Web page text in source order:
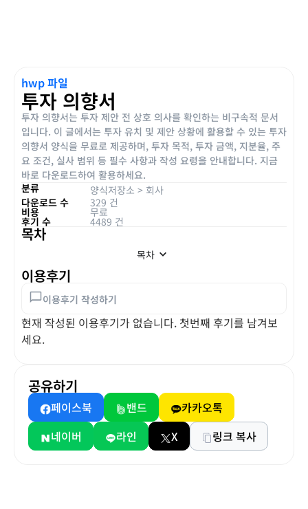
hwp 파일
투자 의향서
투자 의향서는 투자 제안 전 상호 의사를 확인하는 비구속적 문서
입니다. 이 글에서는 투자 유치 및 제안 상황에 활용할 수 있는 투자
의향서 양식을 무료로 제공하며, 투자 목적, 투자 금액, 지분율, 주
요 조건, 실사 범위 등 필수 사항과 작성 요령을 안내합니다. 지금
바로 다운로드하여 활용하세요.
분류
양식저장소 > 회사
다운로드 수
329 건
비용 무료
후기 수 4489 건
목차
목차
이용후기
이용후기 작성하기
현재 작성된 이용후기가 없습니다. 첫번째 후기를 남겨보
세요.
공유하기
페이스북 밴드
카카오톡
네이버
라인 X 링크 복사